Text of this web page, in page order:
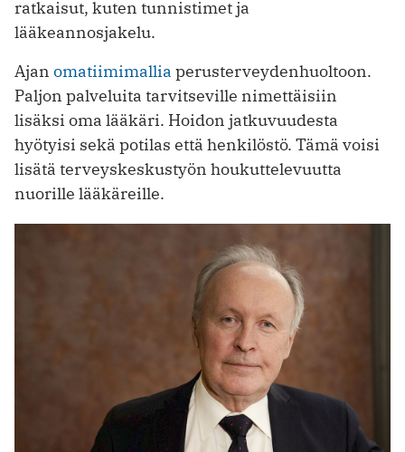
ratkaisut, kuten tunnistimet ja
lääkeannosjakelu.
Ajan omatiimimallia perusterveydenhuoltoon.
Paljon palveluita tarvitseville nimettäisiin
lisäksi oma lääkäri. Hoidon jatkuvuudesta
hyötyisi sekä potilas että henkilöstö. Tämä voisi
lisätä terveyskeskustyön houkuttelevuutta
nuorille lääkäreille.